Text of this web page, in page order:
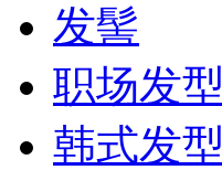
发髻
职场发型
韩式发型